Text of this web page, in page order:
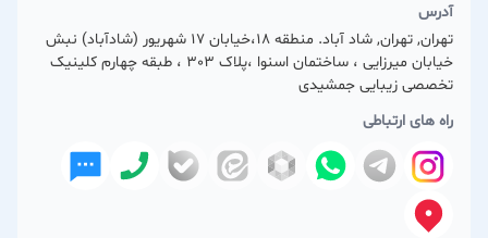
آدرس
تهران, تهران, شاد آباد. منطقه 18،خیابان 17 شهریور (شادآباد) نبش
خیابان میرزایی ، ساختمان اسنوا ،پلاک 303 ، طبقه چهارم کلینیک
تخصصی زیبایی جمشیدی
راه های ارتباطی